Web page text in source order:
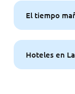
El tiempo
Hoteles en